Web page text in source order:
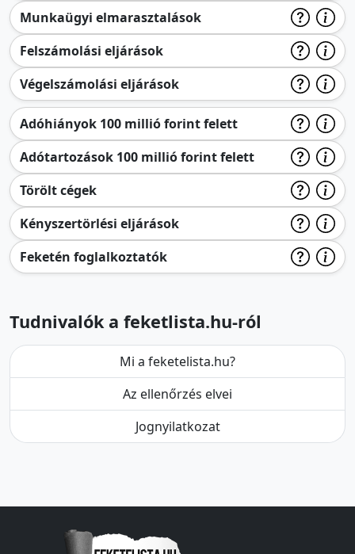
Munkaügyi elmarasztalások
Felszámolási eljárások
Végelszámolási eljárások
Adóhiányok 100 millió forint felett
Adótartozások 100 millió forint felett
Törölt cégek
Kényszertörlési eljárások
Feketén foglalkoztatók
Tudnivalók a feketlista.hu-ról
Mi a feketelista.hu?
Az ellenőrzés elvei
Jognyilatkozat